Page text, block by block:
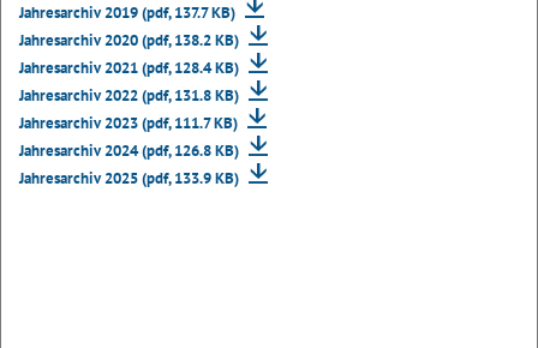
Jahresarchiv 2019 (pdf, 137.7 KB)
Jahresarchiv 2020 (pdf, 138.2 KB)
Jahresarchiv 2021 (pdf, 128.4 KB)
Jahresarchiv 2022 (pdf, 131.8 KB)
Jahresarchiv 2023 (pdf, 111.7 KB)
Jahresarchiv 2024 (pdf, 126.8 KB)
Jahresarchiv 2025 (pdf, 133.9 KB)